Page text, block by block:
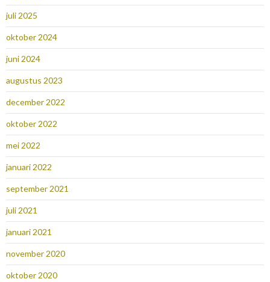
juli 2025
oktober 2024
juni 2024
augustus 2023
december 2022
oktober 2022
mei 2022
januari 2022
september 2021
juli 2021
januari 2021
november 2020
oktober 2020